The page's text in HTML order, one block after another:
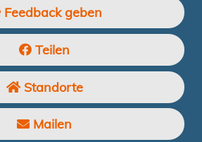
Feedback geben
Teilen
Standorte
Mailen